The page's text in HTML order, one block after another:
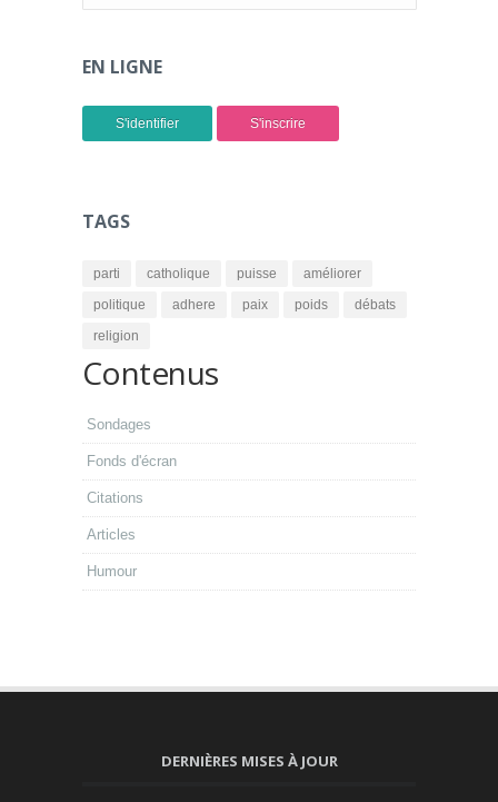
EN LIGNE
S'identifier S'inscrire
TAGS
parti catholique puisse
améliorer
politique
adhere paix poids
débats
religion
Contenus
Sondages
Fonds d'écran
Citations
Articles
Humour
DERNIÈRES MISES À JOUR